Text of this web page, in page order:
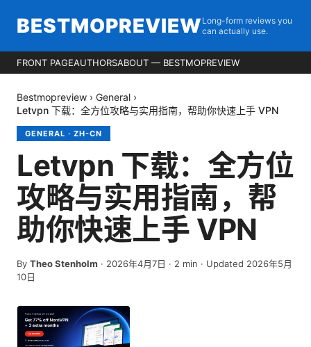
BESTMOPREVIEW Long-form reviews you
can actually use.
FRONT PAGEAUTHORSABOUT — BESTMOPREVIEW
Bestmopreview › General ›
Letvpn 下载：全方位攻略与实用指南，帮助你快速上手 VPN
GENERAL · ZH-CN
Letvpn 下载：全方位
攻略与实用指南，帮
助你快速上手 VPN
By Theo Stenholm · 2026年4月7日 · 2 min · Updated 2026年5月
10日